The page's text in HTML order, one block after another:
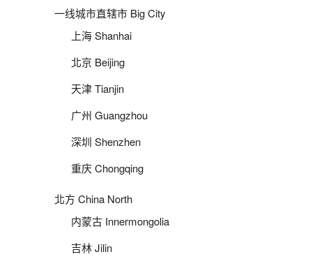
一线城市直辖市 Big City
上海 Shanhai
北京 Beijing
天津 Tianjin
广州 Guangzhou
深圳 Shenzhen
重庆 Chongqing
北方 China North
内蒙古 Innermongolia
吉林 Jilin